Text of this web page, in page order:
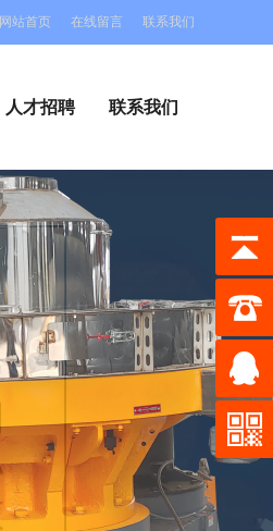
网站首页 在线留言 联系我们
人才招聘 联系我们